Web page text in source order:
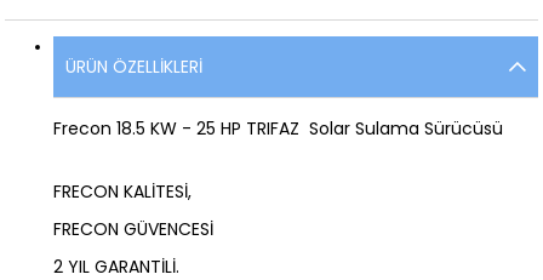
ÜRÜN ÖZELLIKLERI
Frecon 18.5 KW - 25 HP TRIFAZ Solar Sulama Sürücüsü
FRECON KALİTESİ,
FRECON GÜVENCESİ
2 YIL GARANTİLİ.